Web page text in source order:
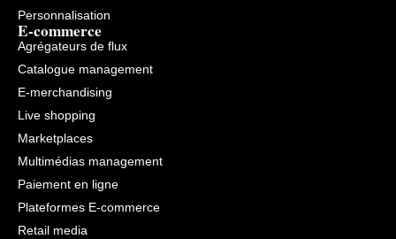
Personnalisation
E-commerce
Agrégateurs de flux
Catalogue management
E-merchandising
Live shopping
Marketplaces
Multimédias management
Paiement en ligne
Plateformes E-commerce
Retail media